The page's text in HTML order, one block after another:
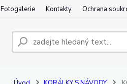
Fotogalerie Kontakty Ochrana